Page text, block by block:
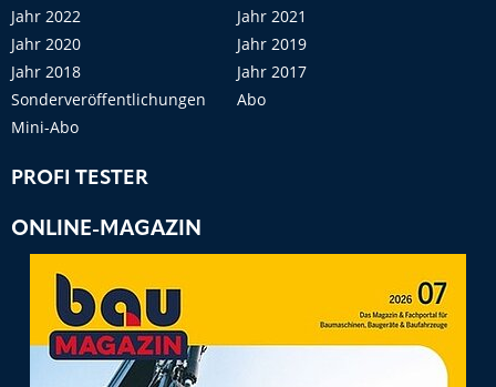
Jahr 2022
Jahr 2021
Jahr 2020
Jahr 2019
Jahr 2018
Jahr 2017
Sonderveröffentlichungen
Abo
Mini-Abo
PROFI TESTER
ONLINE-MAGAZIN